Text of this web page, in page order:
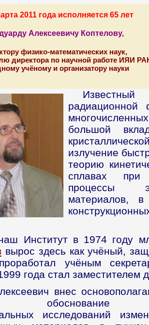
2011 года исполняется 65 лет
Алексеевичу Коптелову,
физико-математических наук,
директора по научной работе ИЯИ
учёному и организатору науки
радиационной
большой
излучение
теорию
сплавах при
процессы
материалов,
Институт в 1974 году
вырос здесь как учёный,
учёным
года стал заместителем
внес
обоснование
исследований